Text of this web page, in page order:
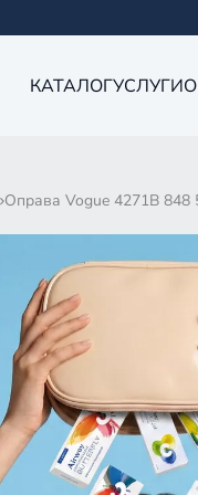
КАТАЛОГУСЛУГИ
Оправа Vogue 4271B 848